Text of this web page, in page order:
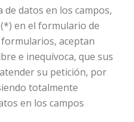
datos en los campos,
en el formulario de
aceptan
e inequívoca, que sus
su petición, por
totalmente
en los campos